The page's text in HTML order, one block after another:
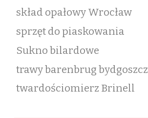
skład opałowy Wrocław
sprzęt do piaskowania
Sukno bilardowe
trawy barenbrug bydgoszcz
twardościomierz Brinell